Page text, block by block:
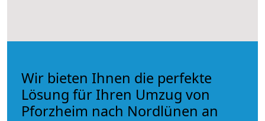
Wir bieten Ihnen die perfekte
Lösung für Ihren Umzug von
Pforzheim nach Nordlünen an